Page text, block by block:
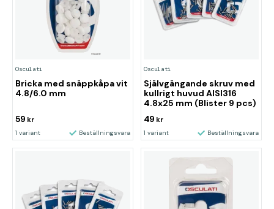
Osculati
Bricka med snäppkåpa vit
4.8/6.0 mm
59 kr
1 variant Beställningsvara
Osculati
Självgängande skruv med
kullrigt huvud AISI316
4.8x25 mm (Blister 9 pcs)
49 kr
1 variant Beställningsvara